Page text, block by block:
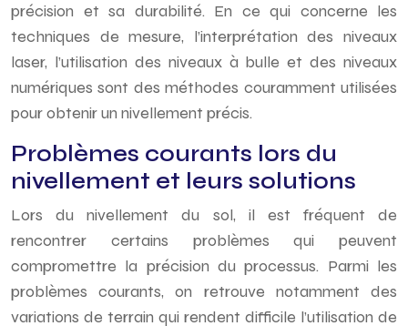
précision et sa durabilité. En ce qui concerne les
techniques de mesure, l’interprétation des niveaux
laser, l’utilisation des niveaux à bulle et des niveaux
numériques sont des méthodes couramment utilisées
pour obtenir un nivellement précis.
Problèmes courants lors du
nivellement et leurs solutions
Lors du nivellement du sol, il est fréquent de
rencontrer certains problèmes qui peuvent
compromettre la précision du processus. Parmi les
problèmes courants, on retrouve notamment des
variations de terrain qui rendent difficile l’utilisation de